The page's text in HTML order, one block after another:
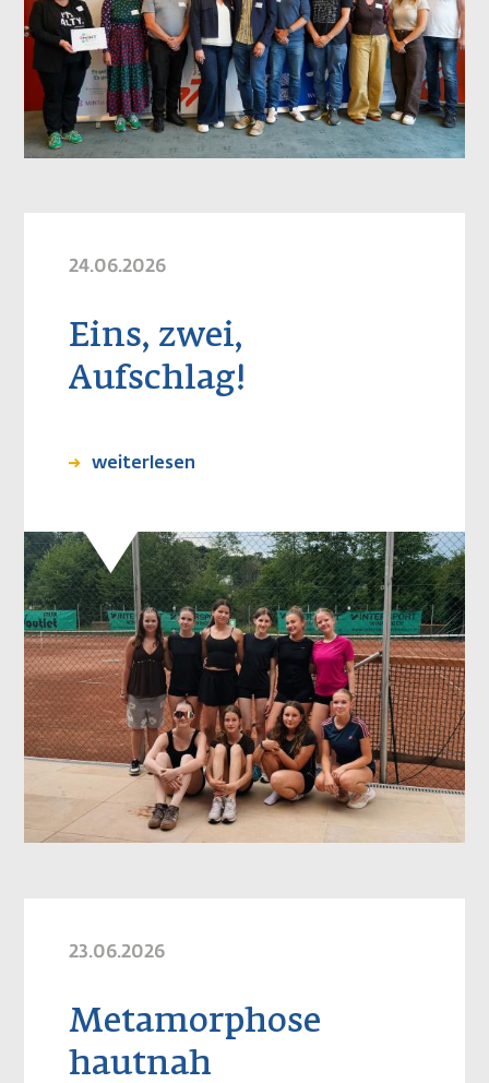
24.06.2026
Eins, zwei,
Aufschlag!
weiterlesen
23.06.2026
Metamorphose
hautnah